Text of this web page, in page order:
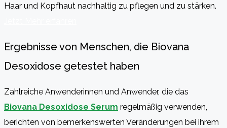
Haar und Kopfhaut nachhaltig zu pflegen und zu stärken.
Ergebnisse von Menschen, die Biovana
Desoxidose getestet haben
Zahlreiche Anwenderinnen und Anwender, die das
Biovana Desoxidose Serum regelmäßig verwenden,
berichten von bemerkenswerten Veränderungen bei ihrem